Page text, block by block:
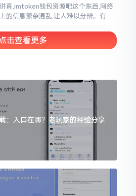
讲真,imtoken钱包资源吧这个东西,网络
上的信息繁杂混乱,让人难以分辨。有的
三方进行的搬运。倘若找对了资源
击查看更多
：入口在哪？老玩家的经验分享